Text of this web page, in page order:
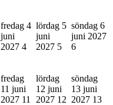
fredag 4
juni
2027 4
lördag 5
juni
2027 5
söndag 6
juni 2027
6
fredag
11 juni
2027 11
lördag
12 juni
2027 12
söndag
13 juni
2027 13